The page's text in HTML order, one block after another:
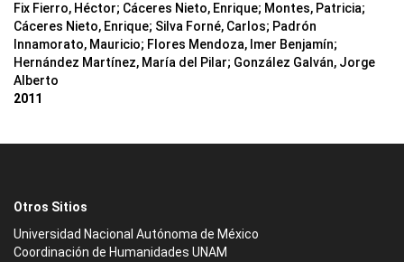
Fix Fierro, Héctor; Cáceres Nieto, Enrique; Montes, Patricia;
Cáceres Nieto, Enrique; Silva Forné, Carlos; Padrón
Innamorato, Mauricio; Flores Mendoza, Imer Benjamín;
Hernández Martínez, María del Pilar; González Galván, Jorge
Alberto
2011
Otros Sitios
Universidad Nacional Autónoma de México
Coordinación de Humanidades UNAM